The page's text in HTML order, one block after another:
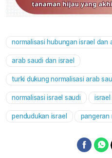
normalisasi hubungan israel dan
arab saudi dan israel
turki dukung normalisasi arab
normalisasi israel saudi
pendudukan israel pangeran